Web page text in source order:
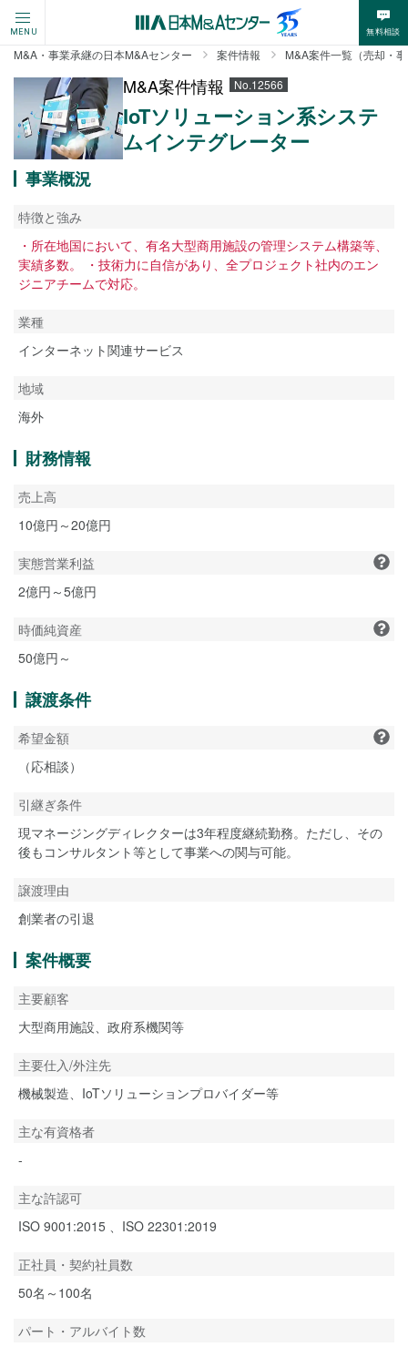
MENU 無料相談
M&A・事業承継の日本M&Aセンター 案件情報 M&A案件一覧（売却・
M&A案件情報 No.12566
IoTソリューション系システ
ムインテグレーター
事業概況
特徴と強み
・所在地国において、有名大型商用施設の管理システム構築等、
実績多数。 ・技術力に自信があり、全プロジェクト社内のエン
ジニアチームで対応。
業種
インターネット関連サービス
地域
海外
財務情報
売上高
10億円～20億円
実態営業利益
2億円～5億円
時価純資産
50億円～
譲渡条件
希望金額
（応相談）
引継ぎ条件
現マネージングディレクターは3年程度継続勤務。ただし、その
後もコンサルタント等として事業への関与可能。
譲渡理由
創業者の引退
案件概要
主要顧客
大型商用施設、政府系機関等
主要仕入/外注先
機械製造、IoTソリューションプロバイダー等
主な有資格者
-
主な許認可
ISO 9001:2015 、ISO 22301:2019
正社員・契約社員数
50名～100名
パート・アルバイト数